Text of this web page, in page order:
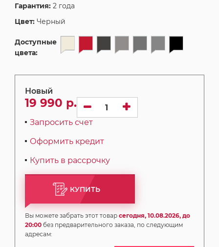
Гарантия: 2 года
Цвет: Черный
Доступные
цвета:
Новый
19 990 р.
Запросить счет
Оформить кредит
Купить в рассрочку
КУПИТЬ
Вы можете забрать этот товар сегодня, 10.08.2026, до
20:00 без предварительного заказа, по следующим
адресам: